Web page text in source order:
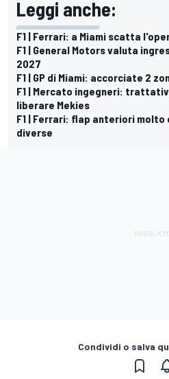
Leggi anche:
F1 | Ferrari: a Miami scatta
F1 | General Motors valuta
2027
F1 | GP di Miami: accorciate 2
F1 | Mercato ingegneri:
liberare Mekies
F1 | Ferrari: flap anteriori molto
diverse
Condividi o salva